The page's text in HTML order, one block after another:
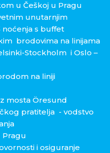
u Češkoj u Pragu
unutarnjim
noćenja s buffet
brodovima na linijama
Stockholm i Oslo –
na liniji
mosta Öresund
pratitelja - vodstvo
i osiguranje